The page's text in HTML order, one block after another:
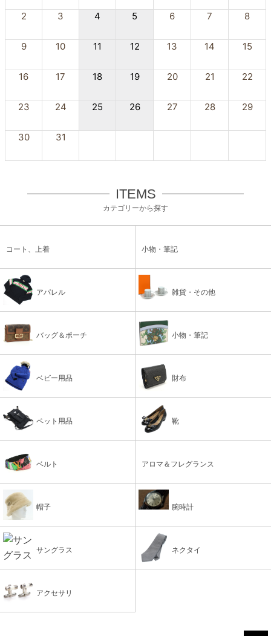
2 3 4 5 6 7 8
9 10 11 12 13 14 15
16 17 18 19 20 21 22
23 24 25 26 27 28 29
30 31
ITEMS
カテゴリーから探す
コート、上着 小物・筆記
アパレル 雑貨・その他
バッグ＆ポーチ 小物・筆記
ベビー用品 財布
ペット用品 靴
ベルト アロマ＆フレグランス
帽子 腕時計
サングラス ネクタイ
アクセサリ